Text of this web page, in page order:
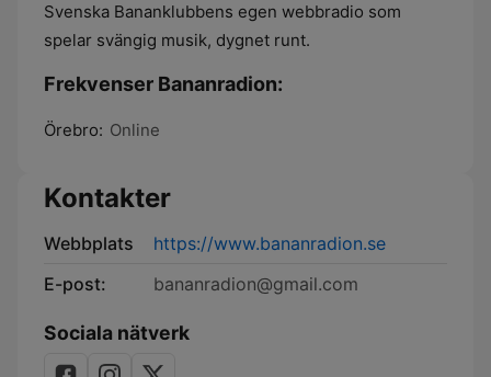
Svenska Bananklubbens egen webbradio som
spelar svängig musik, dygnet runt.
Frekvenser Bananradion:
Örebro: Online
Kontakter
Webbplats
https://www.bananradion.se
E-post:
bananradion@gmail.com
Sociala nätverk